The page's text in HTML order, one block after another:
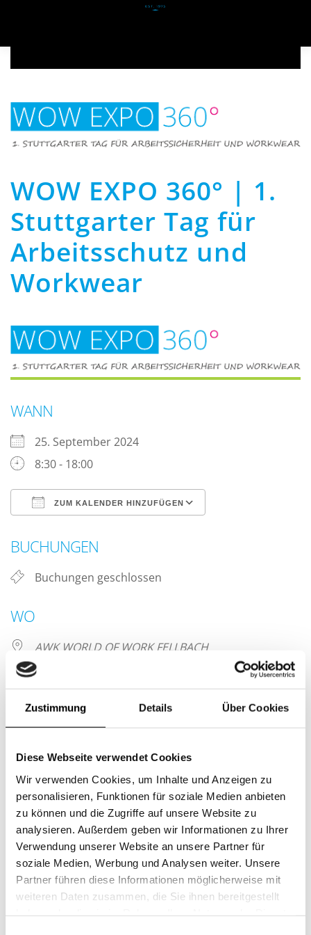
Zustimmung Details Über Cookies
Diese Webseite verwendet Cookies
Wir verwenden Cookies, um Inhalte und Anzeigen zu
personalisieren, Funktionen für soziale Medien anbieten
zu können und die Zugriffe auf unsere Website zu
analysieren. Außerdem geben wir Informationen zu Ihrer
Verwendung unserer Website an unsere Partner für
soziale Medien, Werbung und Analysen weiter. Unsere
Partner führen diese Informationen möglicherweise mit
weiteren Daten zusammen, die Sie ihnen bereitgestellt
WOW EXPO 360° | 1.
Stuttgarter Tag für
Arbeitsschutz und
Workwear
WANN
25. September 2024
8:30 - 18:00
ZUM KALENDER HINZUFÜGEN
BUCHUNGEN
Buchungen geschlossen
WO
AWK WORLD OF WORK FELLBACH
Stuttgarter Straße 112, Fellbach, 70736, Stuttgart
VERANSTALTUNGSTYP
WOW EXPO360°
in House Messe by allen WOW Partnern mehr Infos
Buchungen
Buchungen sind für diese Veranstaltung nicht mehr
möglich.